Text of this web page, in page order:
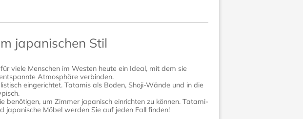
japanischen Stil
viele Menschen im Westen heute ein Ideal, mit dem sie
Atmosphäre verbinden.
eingerichtet. Tatamis als Boden, Shoji-Wände und in die
benötigen, um Zimmer japanisch einrichten zu können. Tatami-
japanische Möbel werden Sie auf jeden Fall finden!